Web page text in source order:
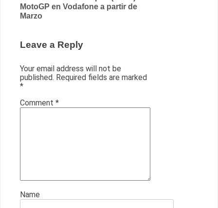
navigation
MotoGP en Vodafone a partir de
Marzo
Leave a Reply
Your email address will not be
published. Required fields are marked
*
Comment *
Name